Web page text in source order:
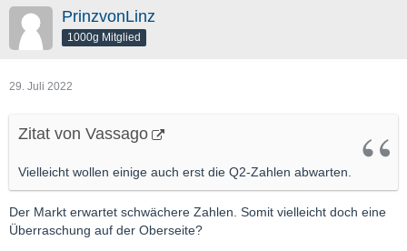
PrinzvonLinz
1000g Mitglied
29. Juli 2022
Zitat von Vassago
Vielleicht wollen einige auch erst die Q2-Zahlen abwarten.
Der Markt erwartet schwächere Zahlen. Somit vielleicht doch eine
Überraschung auf der Oberseite?